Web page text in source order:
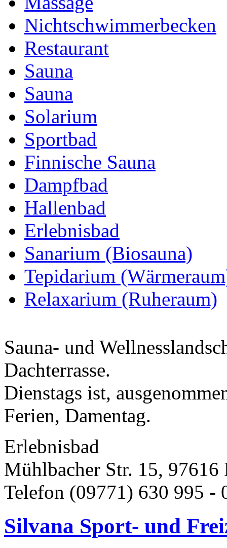
Nichtschwimmerbecken
Restaurant
Sauna
Sauna
Solarium
Sportbad
Finnische Sauna
Dampfbad
Hallenbad
Erlebnisbad
Sanarium (Biosauna)
Tepidarium
Relaxarium (Ruheraum)
Sauna- und
Dachterrasse.
Dienstags ist,
Ferien, Damentag.
Erlebnisbad
Mühlbacher Str. 15, 97616
Telefon (09771) 630 995 -
Silvana Sport- und